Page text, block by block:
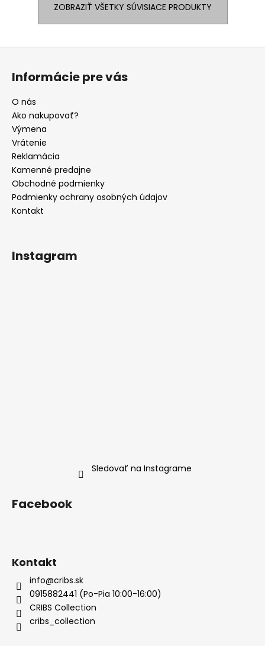
ZOBRAZIŤ VŠETKY SÚVISIACE PRODUKTY
Z
Informácie pre vás
O nás
Ako nakupovať?
Výmena
Vrátenie
Reklamácia
Kamenné predajne
Obchodné podmienky
Podmienky ochrany osobných údajov
Kontakt
Instagram
Sledovať na Instagrame
Facebook
Kontakt
info@cribs.sk
0915882441 (Po-Pia 10:00-16:00)
CRIBS Collection
cribs_collection